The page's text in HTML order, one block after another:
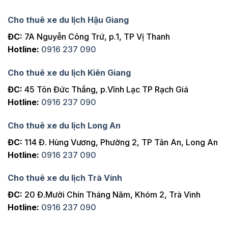
Cho thuê xe du lịch Hậu Giang
ĐC: 7A Nguyễn Công Trứ, p.1, TP Vị Thanh
Hotline: 0916 237 090
Cho thuê xe du lịch Kiên Giang
ĐC: 45 Tôn Đức Thắng, p.Vĩnh Lạc TP Rạch Giá
Hotline: 0916 237 090
Cho thuê xe du lịch Long An
ĐC: 114 Đ. Hùng Vương, Phường 2, TP Tân An, Long An
Hotline: 0916 237 090
Cho thuê xe du lịch Trà Vinh
ĐC: 20 Đ.Mười Chín Tháng Năm, Khóm 2, Trà Vinh
Hotline: 0916 237 090